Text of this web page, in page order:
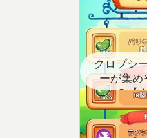
クロプシ
ーが集め
こ？【